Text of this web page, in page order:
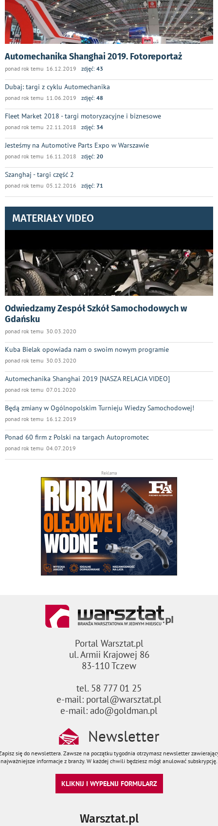
Automechanika Shanghai 2019. Fotoreportaż
ponad rok temu 16.12.2019 zdjęć: 43
Dubaj: targi z cyklu Automechanika
ponad rok temu 11.06.2019 zdjęć: 48
Fleet Market 2018 - targi motoryzacyjne i biznesowe
ponad rok temu 22.11.2018 zdjęć: 34
Jesteśmy na Automotive Parts Expo w Warszawie
ponad rok temu 16.11.2018 zdjęć: 20
Szanghaj - targi część 2
ponad rok temu 05.12.2016 zdjęć: 71
MATERIAŁY VIDEO
Odwiedzamy Zespół Szkół Samochodowych w
Gdańsku
ponad rok temu 30.03.2020
Kuba Bielak opowiada nam o swoim nowym programie
ponad rok temu 30.03.2020
Automechanika Shanghai 2019 [NASZA RELACJA VIDEO]
ponad rok temu 07.01.2020
Będą zmiany w Ogólnopolskim Turnieju Wiedzy Samochodowej!
ponad rok temu 16.12.2019
Ponad 60 firm z Polski na targach Autopromotec
ponad rok temu 04.07.2019
Reklama
Portal Warsztat.pl
ul. Armii Krajowej 86
83-110 Tczew
tel. 58 777 01 25
e-mail: portal@warsztat.pl
e-mail: ado@goldman.pl
Newsletter
się do newslettera. Zawsze na początku tygodnia otrzymasz newsletter
najważniejsze informacje z branży. W każdej chwili będziesz mógł anulować subskrypcję.
KLIKNIJ I WYPEŁNIJ FORMULARZ
Warsztat.pl